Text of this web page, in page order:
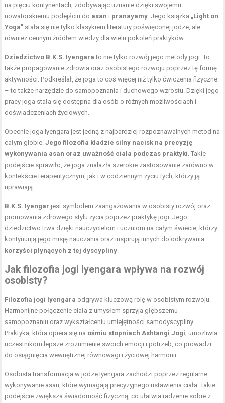
na pięciu kontynentach, zdobywając uznanie dzięki swojemu
nowatorskiemu podejściu do asan i pranayamy. Jego książka „Light on
Yoga” stała się nie tylko klasykiem literatury poświęconej jodze, ale
również cennym źródłem wiedzy dla wielu pokoleń praktyków.
Dziedzictwo B.K.S. Iyengara to nie tylko rozwój jego metody jogi. To
także propagowanie zdrowia oraz osobistego rozwoju poprzez tę formę
aktywności. Podkreślał, że joga to coś więcej niż tylko ćwiczenia fizyczne
– to także narzędzie do samopoznania i duchowego wzrostu. Dzięki jego
pracy joga stała się dostępna dla osób o różnych możliwościach i
doświadczeniach życiowych.
Obecnie joga Iyengara jest jedną z najbardziej rozpoznawalnych metod na
całym globie.Jego filozofia kładzie silny nacisk na precyzję
wykonywania asan oraz uważność ciała podczas praktyki. Takie
podejście sprawiło, że joga znalazła szerokie zastosowanie zarówno w
kontekście terapeutycznym, jak i w codziennym życiu tych, którzy ją
uprawiają.
B.K.S. Iyengar jest symbolem zaangażowania w osobisty rozwój oraz
promowania zdrowego stylu życia poprzez praktykę jogi. Jego
dziedzictwo trwa dzięki nauczycielom i uczniom na całym świecie, którzy
kontynuują jego misję nauczania oraz inspirują innych do odkrywania
korzyści płynących z tej dyscypliny.
Jak filozofia jogi Iyengara wpływa na rozwój
osobisty?
Filozofia jogi Iyengara odgrywa kluczową rolę w osobistym rozwoju.
Harmonijne połączenie ciała z umysłem sprzyja głębszemu
samopoznaniu oraz wykształceniu umiejętności samodyscypliny.
Praktyka, która opiera się na ośmiu stopniach Ashtangi Jogi, umożliwia
uczestnikom lepsze zrozumienie swoich emocji i potrzeb, co prowadzi
do osiągnięcia wewnętrznej równowagi i życiowej harmonii.
Osobista transformacja w jodze Iyengara zachodzi poprzez regularne
wykonywanie asan, które wymagają precyzyjnego ustawienia ciała. Takie
podejście zwiększa świadomość fizyczną, co ułatwia radzenie sobie z